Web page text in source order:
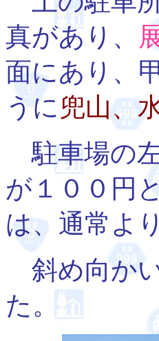
真があり、
面にあり、
うに兜山、
駐車場の
が１００円
は、通常よ
斜め向か
た。